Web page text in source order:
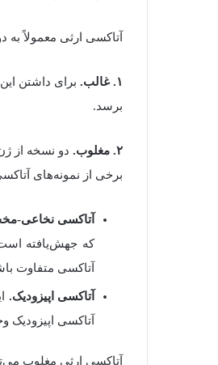
آتاکسی ارثی معمولاً
۱. غالب.
برای داشتن
برسد.
۲. مغلوب.
دو نسخه از
برخی از نمونه‌های
آتاکسی نخاعی‌-
که جهش‌یافته
آتاکسی متفاوت
آتاکسی اپیزودیک.
آتاکسی
آتاکسی ارثی مغلوب